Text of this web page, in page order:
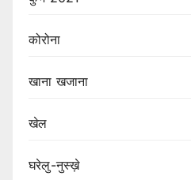
कोरोना
खाना खजाना
खेल
घरेलु-नुस्ख़े